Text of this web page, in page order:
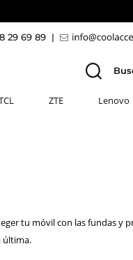
29 69 89 |
ZTE Lenovo
tu móvil con las fundas y
última.